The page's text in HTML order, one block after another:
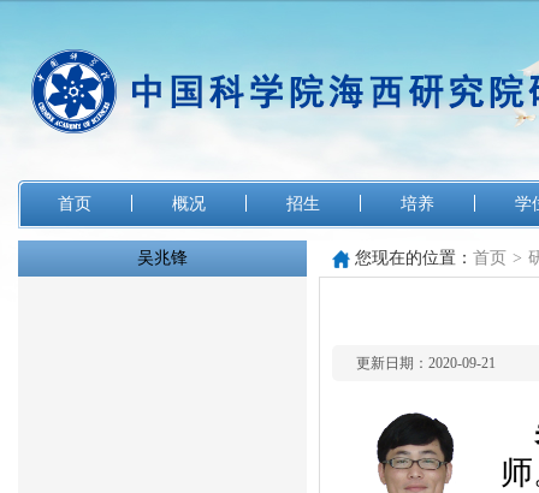
首页 概况 招生 培养 学
吴兆锋 您现在的位置： 首页 >
更新日期：2020-09-21